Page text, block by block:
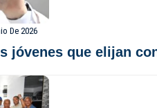
De 2026
jóvenes que elijan